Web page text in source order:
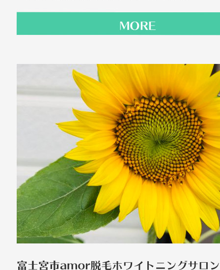
MORE
富士宮市amor脱毛ホワイトニングサロ